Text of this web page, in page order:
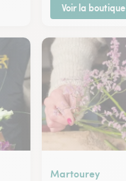
Voir la boutique
Martourey